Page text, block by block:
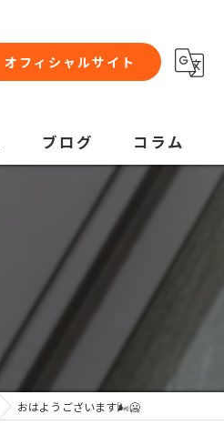
オフィシャルサイト
ブログ コラム
おはようございます🌬️🥶